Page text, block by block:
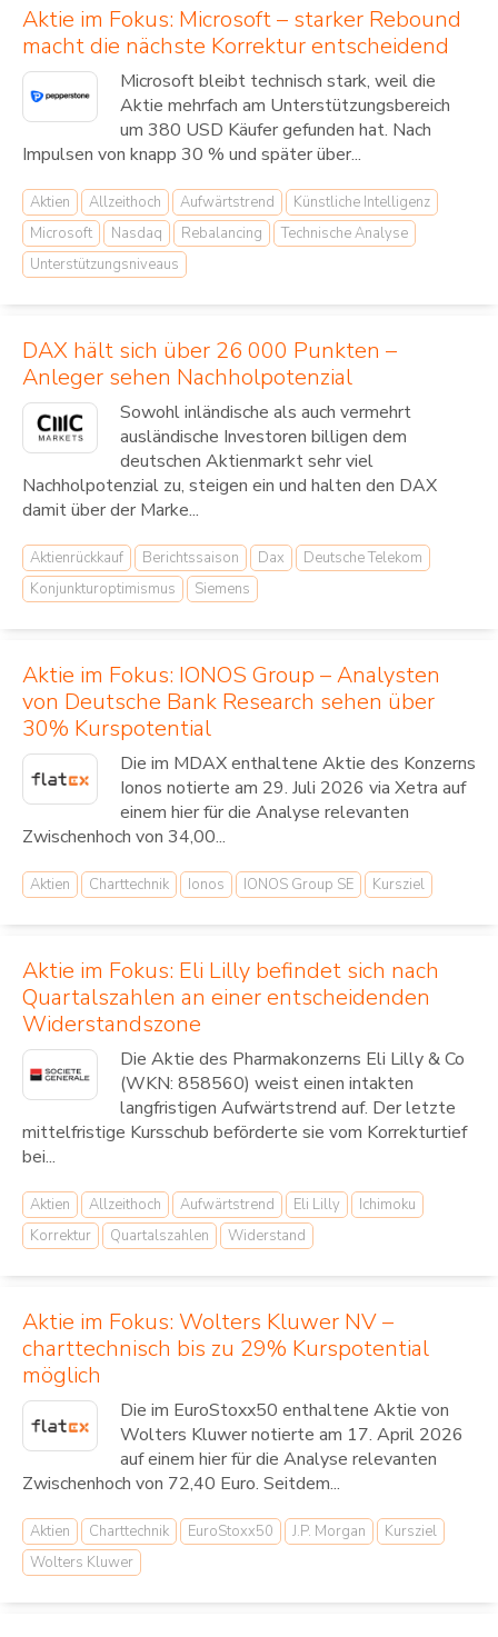
Aktie im Fokus: Microsoft – starker Rebound
macht die nächste Korrektur entscheidend
Microsoft bleibt technisch stark, weil die
Aktie mehrfach am Unterstützungsbereich
um 380 USD Käufer gefunden hat. Nach
Impulsen von knapp 30 % und später über...
Aktien Allzeithoch Aufwärtstrend
Künstliche Intelligenz
Microsoft
Nasdaq Rebalancing
Technische Analyse
Unterstützungsniveaus
DAX hält sich über 26 000 Punkten –
Anleger sehen Nachholpotenzial
Sowohl inländische als auch vermehrt
ausländische Investoren billigen dem
deutschen Aktienmarkt sehr viel
Nachholpotenzial zu, steigen ein und halten den DAX
damit über der Marke...
Aktienrückkauf Berichtssaison Dax
Deutsche Telekom
Konjunkturoptimismus
Siemens
Aktie im Fokus: IONOS Group – Analysten
von Deutsche Bank Research sehen über
30% Kurspotential
Die im MDAX enthaltene Aktie des Konzerns
Ionos notierte am 29. Juli 2026 via Xetra auf
einem hier für die Analyse relevanten
Zwischenhoch von 34,00...
Aktien Charttechnik Ionos IONOS Group SE Kursziel
Aktie im Fokus: Eli Lilly befindet sich nach
Quartalszahlen an einer entscheidenden
Widerstandszone
Die Aktie des Pharmakonzerns Eli Lilly & Co
(WKN: 858560) weist einen intakten
langfristigen Aufwärtstrend auf. Der letzte
mittelfristige Kursschub beförderte sie vom Korrekturtief
bei...
Aktien Allzeithoch Aufwärtstrend Eli Lilly
Ichimoku
Korrektur
Quartalszahlen Widerstand
Aktie im Fokus: Wolters Kluwer NV –
charttechnisch bis zu 29% Kurspotential
möglich
Die im EuroStoxx50 enthaltene Aktie von
Wolters Kluwer notierte am 17. April 2026
auf einem hier für die Analyse relevanten
Zwischenhoch von 72,40 Euro. Seitdem...
Aktien Charttechnik EuroStoxx50 J.P. Morgan
Kursziel
Wolters Kluwer